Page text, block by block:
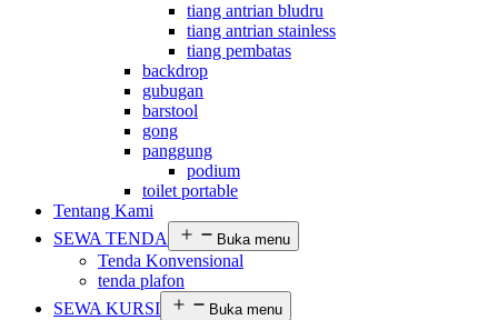
tiang antrian bludru
tiang antrian stainless
tiang pembatas
backdrop
gubugan
barstool
gong
panggung
podium
toilet portable
Tentang Kami
SEWA TENDA
Buka menu
Tenda Konvensional
tenda plafon
SEWA KURSI
Buka menu